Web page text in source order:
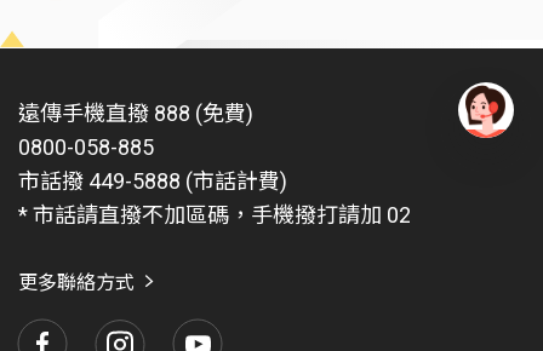
遠傳手機直撥 888 (免費)
0800-058-885
市話撥 449-5888 (市話計費)
* 市話請直撥不加區碼，手機撥打請加 02
更多聯絡方式